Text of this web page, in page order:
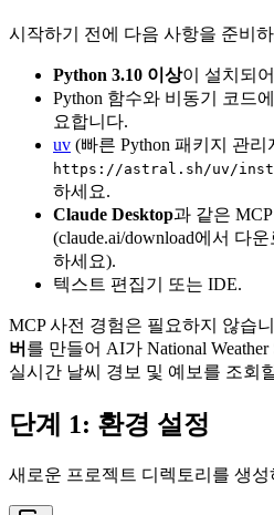
시작하기 전에 다음 사항을 준비
Python 3.10 이상이 설치되
Python 함수와 비동기 코드
요합니다.
uv (빠른 Python 패키지 관리
https://astral.sh/uv/
하세요.
Claude Desktop과 같은
(claude.ai/download에서 다
하세요).
텍스트 편집기 또는 IDE.
MCP 사전 경험은 필요하지 않습
버 를 만들어 AI가 National
실시간 날씨 경보 및 예보를 조회
단계 1: 환경 설정
새로운 프로젝트 디렉토리를 생